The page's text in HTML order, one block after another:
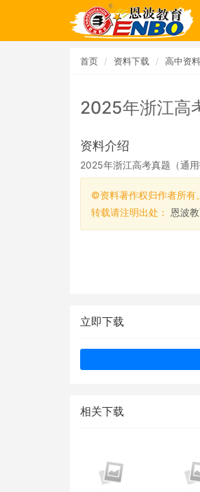
首页 资料下载 高中资料
2025年浙江高
资料介绍
2025年浙江高考真题（通用
©资料著作权归作者所有
转载请注明出处： 恩波
立即下载
相关下载